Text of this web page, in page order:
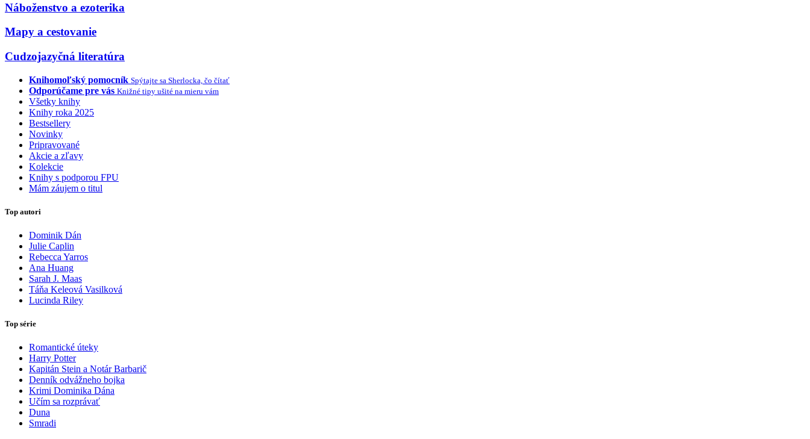
Náboženstvo a ezoterika
Mapy a cestovanie
Cudzojazyčná literatúra
Knihomoľský pomocník Spýtajte sa Sherlocka, čo čítať
Odporúčame pre vás Knižné tipy ušité na mieru vám
Všetky knihy
Knihy roka 2025
Bestsellery
Novinky
Pripravované
Akcie a zľavy
Kolekcie
Knihy s podporou FPU
Mám záujem o titul
Top autori
Dominik Dán
Julie Caplin
Rebecca Yarros
Ana Huang
Sarah J. Maas
Táňa Keleová Vasilková
Lucinda Riley
Top série
Romantické úteky
Harry Potter
Kapitán Stein a Notár Barbarič
Denník odvážneho bojka
Krimi Dominika Dána
Učím sa rozprávať
Duna
Smradi